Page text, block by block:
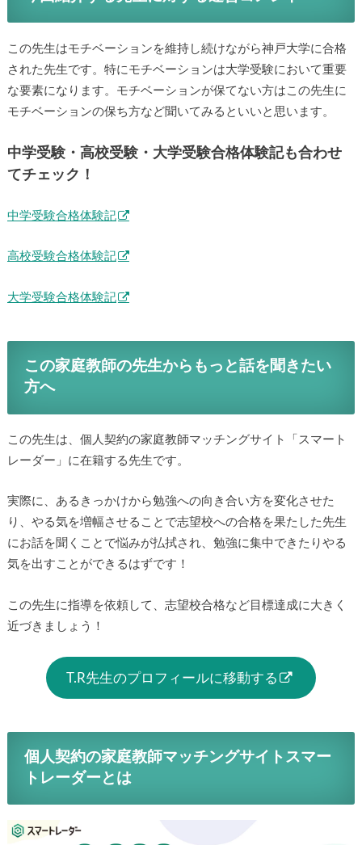
この先生はモチベーションを維持し続けながら神戸大学に合格
された先生です。特にモチベーションは大学受験において重要
な要素になります。モチベーションが保てない方はこの先生に
モチベーションの保ち方など聞いてみるといいと思います。
中学受験・高校受験・大学受験合格体験記も合わせ
てチェック！
中学受験合格体験記
高校受験合格体験記
大学受験合格体験記
この家庭教師の先生からもっと話を聞きたい
方へ
この先生は、個人契約の家庭教師マッチングサイト「スマート
レーダー」に在籍する先生です。
実際に、あるきっかけから勉強への向き合い方を変化させた
り、やる気を増幅させることで志望校への合格を果たした先生
にお話を聞くことで悩みが払拭され、勉強に集中できたりやる
気を出すことができるはずです！
この先生に指導を依頼して、志望校合格など目標達成に大きく
近づきましょう！
T.R先生のプロフィールに移動する
個人契約の家庭教師マッチングサイトスマー
トレーダーとは